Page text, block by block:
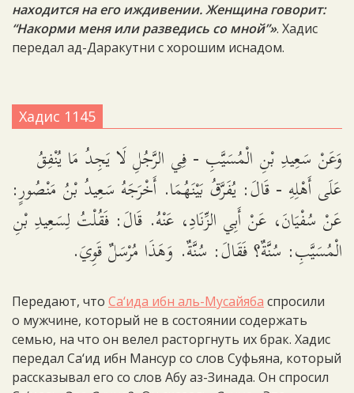
находится на его иждивении. Женщина говорит:
“Накорми меня или разведись со мной”». Хадис
передал ад-Даракутни с хорошим иснадом.
Хадис 1145
وَعَنْ سَعِيدِ بْنِ الْمُسَيَّبِ - فِي الرَّجُلِ لَا يَجِدُ مَا يُنْفِقُ
عَلَى أَهْلِهِ - قَالَ: يُفَرَّقُ بَيْنَهُمَا. أَخْرَجَهُ سَعِيدُ بْنُ مَنْصُورٍ:
عَنْ سُفْيَانَ، عَنْ أَبِي الزِّنَادِ، عَنْهُ. قَالَ: فَقُلْتُ لِسَعِيدِ بْنِ
الْمُسَيَّبِ: سُنَّةٌ؟ فَقَالَ: سُنَّةٌ. وَهَذَا مُرْسَلٌ قَوِيَ.
Передают, что Са‘ида ибн аль-Мусайяба спросили
о мужчине, который не в состоянии содержать
семью, на что он велел расторгнуть их брак. Хадис
передал Са‘ид ибн Мансур со слов Суфьяна, который
рассказывал его со слов Абу аз-Зинада. Он спросил